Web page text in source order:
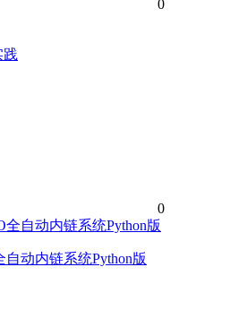
0
践
0
自动内链系统Python版